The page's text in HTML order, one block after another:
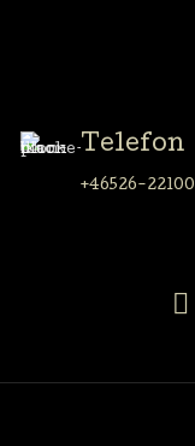
Telefon
+46526-22100